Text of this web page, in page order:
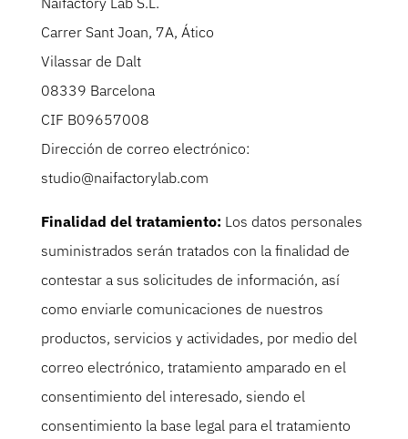
Carrer Sant Joan, 7A, Ático
Vilassar de Dalt
08339 Barcelona
CIF B09657008
Dirección de correo electrónico:
studio@naifactorylab.com
Finalidad del tratamiento: Los datos personales
suministrados serán tratados con la finalidad de
contestar a sus solicitudes de información, así
como enviarle comunicaciones de nuestros
productos, servicios y actividades, por medio del
correo electrónico, tratamiento amparado en el
consentimiento del interesado, siendo el
consentimiento la base legal para el tratamiento